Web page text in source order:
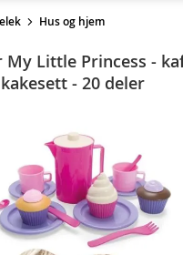
Hus og hjem
My Little Princess -
kakesett - 20 deler